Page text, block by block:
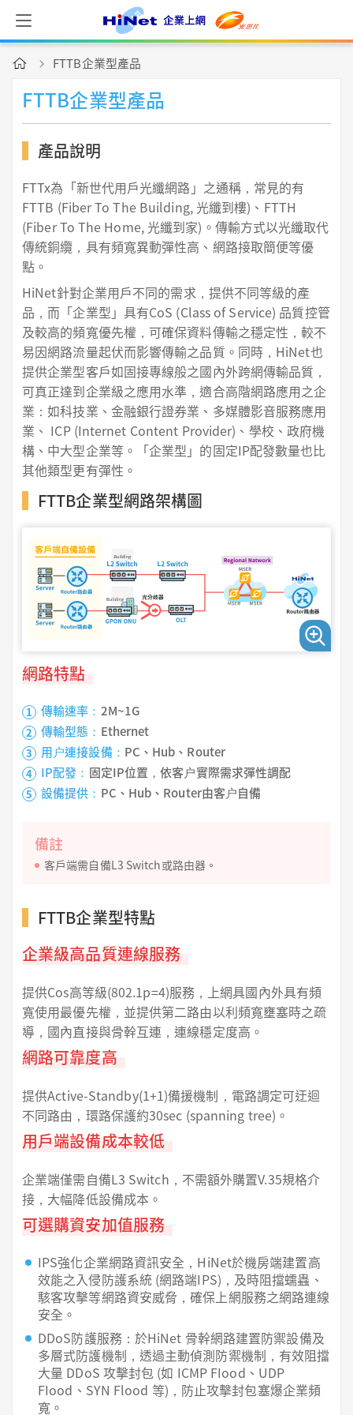
FTTB企業型產品
FTTB企業型產品
產品說明
FTTx為「新世代用戶光纖網路」之通稱，常見的有
FTTB (Fiber To The Building, 光纖到樓)、FTTH
(Fiber To The Home, 光纖到家)。傳輸方式以光纖取代
傳統銅纜，具有頻寬異動彈性高、網路接取簡便等優
點。
HiNet針對企業用戶不同的需求，提供不同等級的產
品，而「企業型」具有CoS (Class of Service) 品質控管
及較高的頻寬優先權，可確保資料傳輸之穩定性，較不
易因網路流量起伏而影響傳輸之品質。同時，HiNet也
提供企業型客戶如固接專線般之國內外跨網傳輸品質，
可真正達到企業級之應用水準，適合高階網路應用之企
業：如科技業、金融銀行證券業、多媒體影音服務應用
業、 ICP (Internet Content Provider)、學校、政府機
構、中大型企業等。「企業型」的固定IP配發數量也比
其他類型更有彈性。
FTTB企業型網路架構圖
網路特點
1 傳輸速率： 2M~1G
2 傳輸型態： Ethernet
3 用户連接設備： PC、Hub、Router
4 IP配發： 固定IP位置，依客户實際需求彈性調配
5 設備提供： PC、Hub、Router由客户自備
備註
客戶端需自備L3 Switch或路由器。
FTTB企業型特點
企業級高品質連線服務
提供Cos高等級(802.1p=4)服務，上網具國內外具有頻
寬使用最優先權，並提供第二路由以利頻寬壅塞時之疏
導，國內直接與骨幹互連，連線穩定度高。
網路可靠度高
提供Active-Standby(1+1)備援機制，電路調定可迂迴
不同路由，環路保護約30sec (spanning tree)。
用戶端設備成本較低
企業端僅需自備L3 Switch，不需額外購置V.35規格介
接，大幅降低設備成本。
可選購資安加值服務
IPS強化企業網路資訊安全，HiNet於機房端建置高
效能之入侵防護系統 (網路端IPS)，及時阻擋蠕蟲、
駭客攻擊等網路資安威脅，確保上網服務之網路連線
安全。
DDoS防護服務：於HiNet 骨幹網路建置防禦設備及
多層式防護機制，透過主動偵測防禦機制，有效阻擋
大量 DDoS 攻擊封包 (如 ICMP FIood、UDP
FIood、SYN Flood 等)，防止攻擊封包塞爆企業頻
寬。